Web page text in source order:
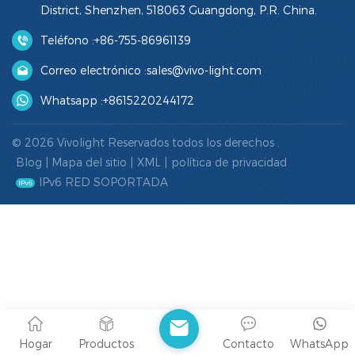
District, Shenzhen, 518063 Guangdong, P.R. China.
Teléfono :+86-755-86961139
Correo electrónico :sales@vivo-light.com
Whatsapp :+8615220244172
© 2026 Vivolight Reservados todos los derechos .
Blog
Mapa del sitio XML
política de privacidad
IPv6 RED SOPORTADA
Hogar Productos WhatsApp
Contacto